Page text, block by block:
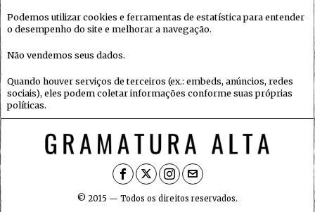
Podemos utilizar cookies e ferramentas de estatística para entender
o desempenho do site e melhorar a navegação.
Não vendemos seus dados.
Quando houver serviços de terceiros (ex.: embeds, anúncios, redes
sociais), eles podem coletar informações conforme suas próprias
políticas.
© 2015 — Todos os direitos reservados.